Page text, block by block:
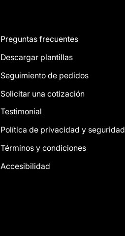
Preguntas frecuentes
Descargar plantillas
Seguimiento de pedidos
Solicitar una cotización
Testimonial
Política de privacidad y seguridad
Términos y condiciones
Accesibilidad